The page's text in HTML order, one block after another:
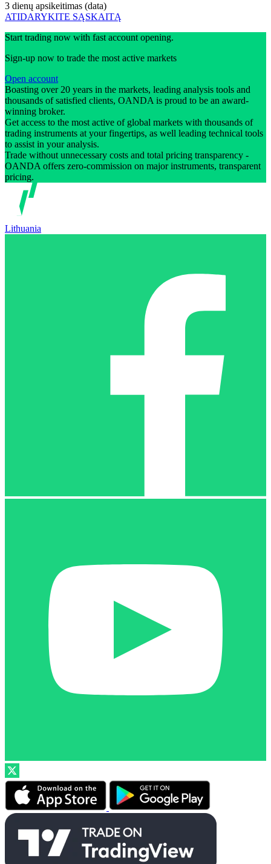
3 dienų apsikeitimas (data)
ATIDARYKITE SĄSKAITĄ
Start trading now with fast account opening.
Sign-up now to trade the most active markets
Open account
Boasting over 20 years in the markets, leading analysis tools and
thousands of satisfied clients, OANDA is proud to be an award-
winning broker.
Get access to the most active of global markets with thousands of
trading instruments at your fingertips, as well leading technical tools
to assist in your analysis.
Trade without unnecessary costs and total pricing transparency -
OANDA offers zero-commission on major instruments, transparent
pricing.
Lithuania